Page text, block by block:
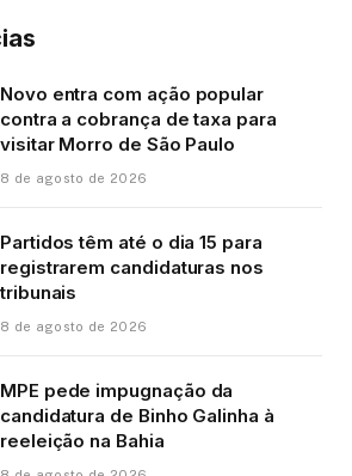
Novo entra com ação popular
contra a cobrança de taxa para
visitar Morro de São Paulo
8 de agosto de 2026
Partidos têm até o dia 15 para
registrarem candidaturas nos
tribunais
8 de agosto de 2026
MPE pede impugnação da
candidatura de Binho Galinha à
reeleição na Bahia